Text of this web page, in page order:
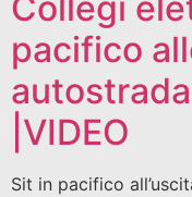
pacifico
|VIDEO
Sit in pacifico